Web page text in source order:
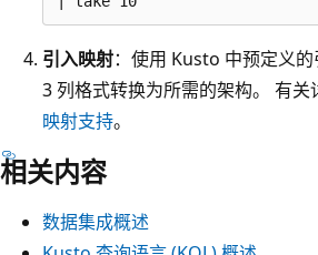
引入映射：使用 Kusto 中预定义
3 列格式转换为所需的架构。 有关
映射支持。
相关内容
数据集成概述